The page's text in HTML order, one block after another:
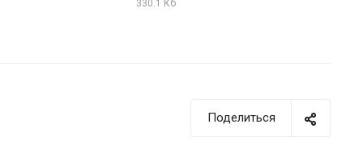
330.1 Кб
Поделиться